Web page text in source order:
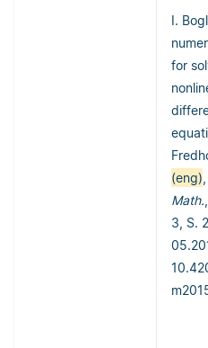
I.
for
(eng)
Math.
3, S.